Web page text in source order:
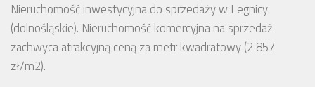
Nieruchomość inwestycyjna do sprzedaży w Legnicy
(dolnośląskie). Nieruchomość komercyjna na sprzedaż
zachwyca atrakcyjną ceną za metr kwadratowy (2 857
zł/m2).